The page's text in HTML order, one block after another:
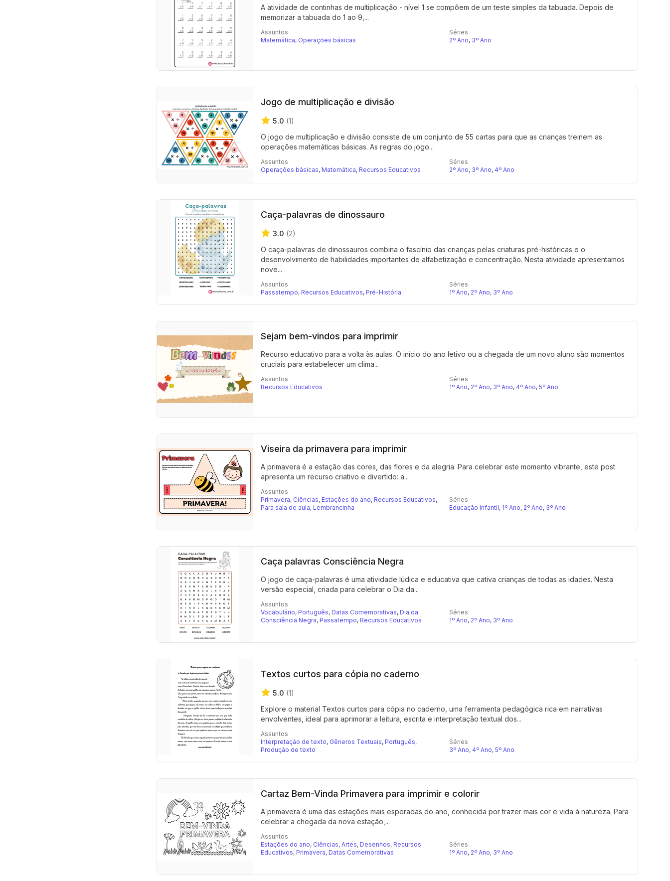
A atividade de continhas de multiplicação - nível 1 se compõem de um teste simples da tabuada. Depois de
memorizar a tabuada do 1 ao 9,...
Assuntos
Matemática, Operações básicas
Séries
2º Ano, 3º Ano
Jogo de multiplicação e divisão
5.0 (1)
O jogo de multiplicação e divisão consiste de um conjunto de 55 cartas para que as crianças treinem as
operações matemáticas básicas. As regras do jogo...
Assuntos
Operações básicas, Matemática, Recursos Educativos
Séries
2º Ano, 3º Ano, 4º Ano
Caça-palavras de dinossauro
3.0 (2)
O caça-palavras de dinossauros combina o fascínio das crianças pelas criaturas pré-históricas e o
desenvolvimento de habilidades importantes de alfabetização e concentração. Nesta atividade apresentamos
nove...
Assuntos
Passatempo, Recursos Educativos, Pré-História
Séries
1º Ano, 2º Ano, 3º Ano
Sejam bem-vindos para imprimir
Recurso educativo para a volta às aulas. O início do ano letivo ou a chegada de um novo aluno são momentos
cruciais para estabelecer um clima...
Assuntos
Recursos Educativos
Séries
1º Ano, 2º Ano, 3º Ano, 4º Ano, 5º Ano
Viseira da primavera para imprimir
A primavera é a estação das cores, das flores e da alegria. Para celebrar este momento vibrante, este post
apresenta um recurso criativo e divertido: a...
Assuntos
Primavera, Ciências, Estações do ano, Recursos Educativos,
Para sala de aula, Lembrancinha
Séries
Educação Infantil, 1º Ano, 2º Ano, 3º Ano
Caça palavras Consciência Negra
O jogo de caça-palavras é uma atividade lúdica e educativa que cativa crianças de todas as idades. Nesta
versão especial, criada para celebrar o Dia da...
Assuntos
Vocabulário, Português, Datas Comemorativas, Dia da
Consciência Negra, Passatempo, Recursos Educativos
Séries
1º Ano, 2º Ano, 3º Ano
Textos curtos para cópia no caderno
5.0 (1)
Explore o material Textos curtos para cópia no caderno, uma ferramenta pedagógica rica em narrativas
envolventes, ideal para aprimorar a leitura, escrita e interpretação textual dos...
Assuntos
Interpretação de texto, Gêneros Textuais, Português,
Produção de texto
Séries
3º Ano, 4º Ano, 5º Ano
Cartaz Bem-Vinda Primavera para imprimir e colorir
A primavera é uma das estações mais esperadas do ano, conhecida por trazer mais cor e vida à natureza. Para
celebrar a chegada da nova estação,...
Assuntos
Estações do ano, Ciências, Artes, Desenhos, Recursos
Educativos, Primavera, Datas Comemorativas
Séries
1º Ano, 2º Ano, 3º Ano